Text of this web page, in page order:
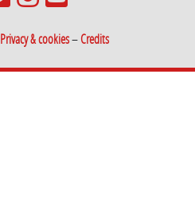
Privacy & cookies–Credits